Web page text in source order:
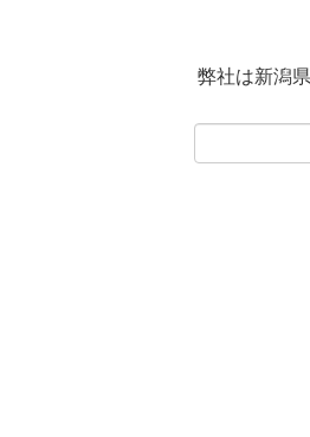
弊社は新潟